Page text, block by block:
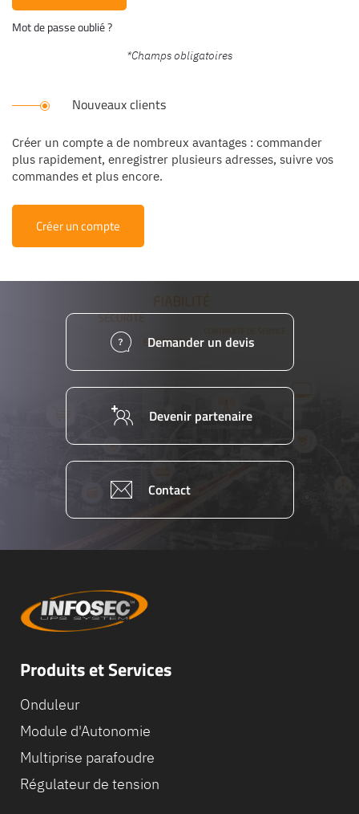
Mot de passe oublié ?
Nouveaux clients
Créer un compte a de nombreux avantages : commander
plus rapidement, enregistrer plusieurs adresses, suivre vos
commandes et plus encore.
Créer un compte
Demander un devis
Devenir partenaire
Contact
Produits et Services
Onduleur
Module d'Autonomie
Multiprise parafoudre
Régulateur de tension